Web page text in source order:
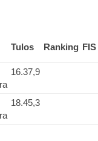
Tulos Ranking FIS
16.37,9
18.45,3